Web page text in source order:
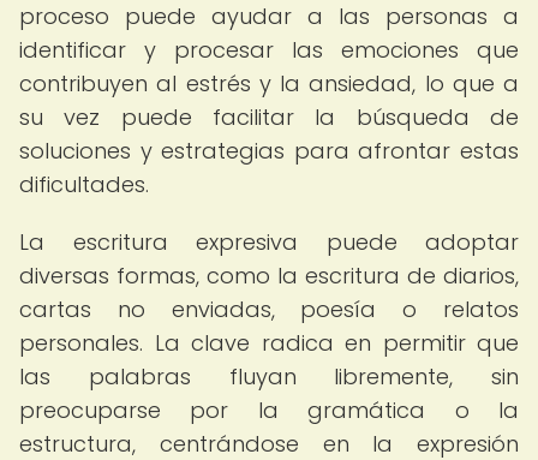
proceso puede ayudar a las personas a
identificar y procesar las emociones que
contribuyen al estrés y la ansiedad, lo que a
su vez puede facilitar la búsqueda de
soluciones y estrategias para afrontar estas
dificultades.
La escritura expresiva puede adoptar
diversas formas, como la escritura de diarios,
cartas no enviadas, poesía o relatos
personales. La clave radica en permitir que
las palabras fluyan libremente, sin
preocuparse por la gramática o la
estructura, centrándose en la expresión